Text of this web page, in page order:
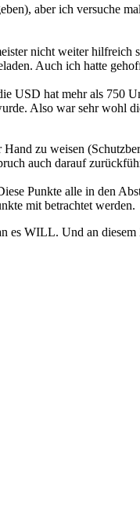
aber ich versuche
nicht weiter hilfreich
Auch ich hatte
USD hat mehr als 750
Also war sehr wohl
zu weisen
auch darauf
Punkte alle in den
mit betrachtet werden.
es WILL. Und an